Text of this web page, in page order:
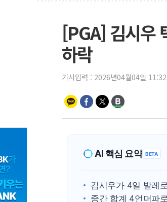
[PGA] 김시우
하락
기사입력 : 2026년04월04일 11:32
AI 핵심 요약 BETA
김시우가 4일 발레
중간 합계 4언더파